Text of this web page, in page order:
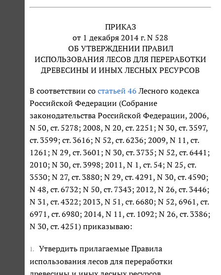
ПРИКАЗ
от 1 декабря 2014 г. N 528
ОБ УТВЕРЖДЕНИИ ПРАВИЛ
ИСПОЛЬЗОВАНИЯ ЛЕСОВ ДЛЯ ПЕРЕРАБОТКИ
ДРЕВЕСИНЫ И ИНЫХ ЛЕСНЫХ РЕСУРСОВ
В соответствии со статьей 46 Лесного кодекса
Российской Федерации (Собрание
законодательства Российской Федерации, 2006,
N 50, ст. 5278; 2008, N 20, ст. 2251; N 30, ст. 3597,
ст. 3599; ст. 3616; N 52, ст. 6236; 2009, N 11, ст.
1261; N 29, ст. 3601; N 30, ст. 3735; N 52, ст. 6441;
2010; N 30, ст. 3998; 2011, N 1, ст. 54; N 25, ст.
3530; N 27, ст. 3880; N 29, ст. 4291, N 30, ст. 4590;
N 48, ст. 6732; N 50, ст. 7343; 2012, N 26, ст. 3446;
N 31, ст. 4322; 2013, N 51, ст. 6680; N 52, 6961, ст.
6971, ст. 6980; 2014, N 11, ст. 1092; N 26, ст. 3386;
N 30, ст. 4251) приказываю:
1.
Утвердить прилагаемые Правила
использования лесов для переработки